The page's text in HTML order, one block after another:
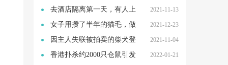
子拎脖带回，回家后
喂猫咪吃肝脏会怎
样？
去酒店隔离第一天，有人上
门“处理”了我的
2021-11-13
女子用攒了半年的猫毛，做
了4双小拖鞋：这
2021-12-23
因主人失联被拍卖的柴犬登
登：竞拍不断延时
2021-11-04
香港扑杀约2000只仓鼠引发
2022-01-21